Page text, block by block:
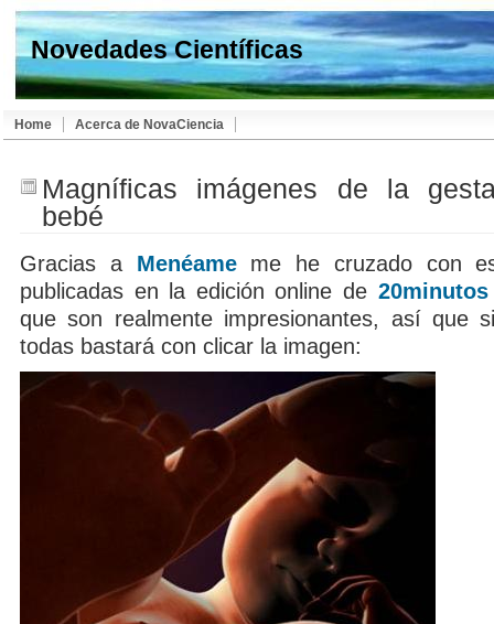
Novedades Científicas
Home Acerca de NovaCiencia
Magníficas imágenes de la
bebé
Gracias a Menéameme he cruzado con
publicadas en la edición online de 20minutos
que son realmente impresionantes, así que
todas bastará con clicar la imagen: